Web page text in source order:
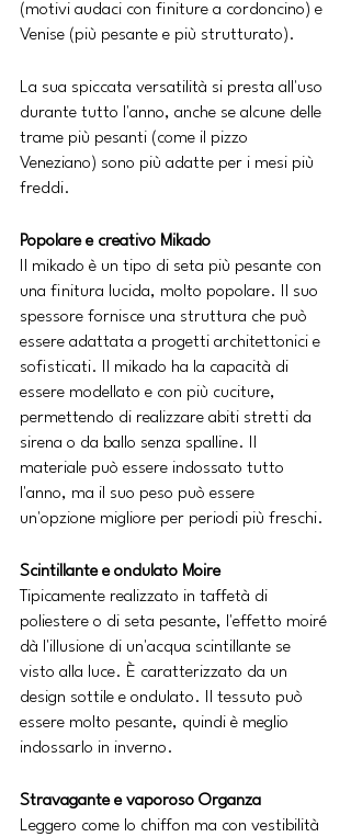
(motivi audaci con finiture a cordoncino) e
Venise (più pesante e più strutturato).
La sua spiccata versatilità si presta all'uso
durante tutto l'anno, anche se alcune delle
trame più pesanti (come il pizzo
Veneziano) sono più adatte per i mesi più
freddi.
Popolare e creativo Mikado
Il mikado è un tipo di seta più pesante con
una finitura lucida, molto popolare. Il suo
spessore fornisce una struttura che può
essere adattata a progetti architettonici e
sofisticati. Il mikado ha la capacità di
essere modellato e con più cuciture,
permettendo di realizzare abiti stretti da
sirena o da ballo senza spalline. Il
materiale può essere indossato tutto
l'anno, ma il suo peso può essere
un'opzione migliore per periodi più freschi.
Scintillante e ondulato Moire
Tipicamente realizzato in taffetà di
poliestere o di seta pesante, l'effetto moiré
dà l'illusione di un'acqua scintillante se
visto alla luce. È caratterizzato da un
design sottile e ondulato. Il tessuto può
essere molto pesante, quindi è meglio
indossarlo in inverno.
Stravagante e vaporoso Organza
Leggero come lo chiffon ma con vestibilità